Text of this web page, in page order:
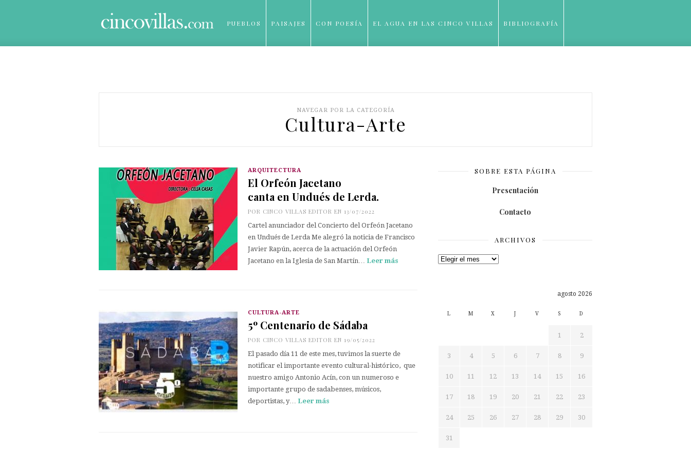
PUEBLOS PAISAJES CON POESÍA EL AGUA EN LAS CINCO VILLAS BIBLIOGRAFÍA
NAVEGAR POR LA CATEGORÍA
Cultura-Arte
ARQUITECTURA
El Orfeón Jacetano
canta en Undués de Lerda.
POR CINCO VILLAS EDITOR EN 13/07/2022
Cartel anunciador del Concierto del Orfeón Jacetano
en Undués de Lerda Me alegró la noticia de Francisco
Javier Rapún, acerca de la actuación del Orfeón
Jacetano en la Iglesia de San Martín… Leer más
CULTURA-ARTE
5º Centenario de Sádaba
POR CINCO VILLAS EDITOR EN 19/05/2022
El pasado día 11 de este mes, tuvimos la suerte de
notificar el importante evento cultural-histórico, que
nuestro amigo Antonio Acín, con un numeroso e
importante grupo de sadabenses, músicos,
deportistas, y… Leer más
SOBRE ESTA PÁGINA
Presentación
Contacto
ARCHIVOS
Archivos
agosto 2026
L M X J V S D
1 2
3 4 5 6 7 8 9
10 11 12 13 14 15 16
17 18 19 20 21 22 23
24 25 26 27 28 29 30
31